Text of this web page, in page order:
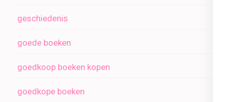
geschiedenis
goede boeken
goedkoop boeken kopen
goedkope boeken